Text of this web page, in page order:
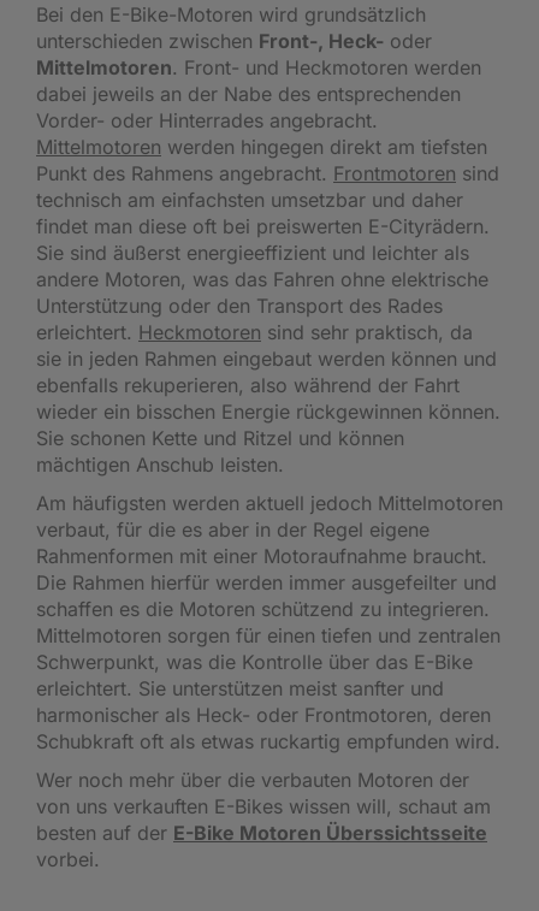
Bei den E-Bike-Motoren wird grundsätzlich
unterschieden zwischen Front-, Heck- oder
Mittelmotoren. Front- und Heckmotoren werden
dabei jeweils an der Nabe des entsprechenden
Vorder- oder Hinterrades angebracht.
Mittelmotoren werden hingegen direkt am tiefsten
Punkt des Rahmens angebracht. Frontmotoren sind
technisch am einfachsten umsetzbar und daher
findet man diese oft bei preiswerten E-Cityrädern.
Sie sind äußerst energieeffizient und leichter als
andere Motoren, was das Fahren ohne elektrische
Unterstützung oder den Transport des Rades
erleichtert. Heckmotoren sind sehr praktisch, da
sie in jeden Rahmen eingebaut werden können und
ebenfalls rekuperieren, also während der Fahrt
wieder ein bisschen Energie rückgewinnen können.
Sie schonen Kette und Ritzel und können
mächtigen Anschub leisten.
Am häufigsten werden aktuell jedoch Mittelmotoren
verbaut, für die es aber in der Regel eigene
Rahmenformen mit einer Motoraufnahme braucht.
Die Rahmen hierfür werden immer ausgefeilter und
schaffen es die Motoren schützend zu integrieren.
Mittelmotoren sorgen für einen tiefen und zentralen
Schwerpunkt, was die Kontrolle über das E-Bike
erleichtert. Sie unterstützen meist sanfter und
harmonischer als Heck- oder Frontmotoren, deren
Schubkraft oft als etwas ruckartig empfunden wird.
Wer noch mehr über die verbauten Motoren der
von uns verkauften E-Bikes wissen will, schaut am
besten auf der E-Bike Motoren Überssichtsseite
vorbei.